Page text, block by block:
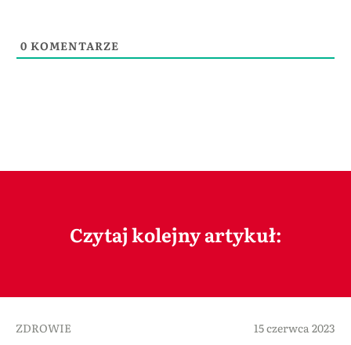
0 KOMENTARZE
Czytaj kolejny artykuł:
ZDROWIE 15 czerwca 2023